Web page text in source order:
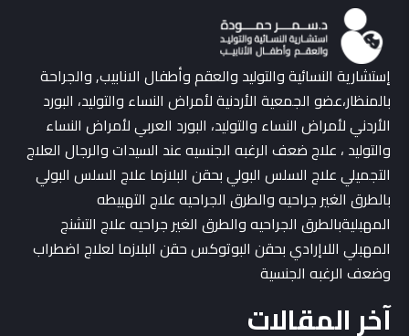
إستشارية النسائية والتوليد والعقم وأطفال الانابيب, والجراحة
بالمنظار،عضو الجمعية الأردنية لأمراض النساء والتوليد، البورد
الأردني لأمراض النساء والتوليد، البورد العربي لأمراض النساء
والتوليد ، علاج ضعف الرغبه الجنسيه عند السيدات والرجال العلاج
التجميلي علاج السلس البولي بحقن البلازما علاج السلس البولي
بالطرق الغير جراحيه والطرق الجراحيه علاج التهبيطه
المهبليةبالطرق الجراحيه والطرق الغير جراحيه علاج التشنج
المهبلي اللاإرادي بحقن البوتوكس حقن البلازما لعلاج اضطراب
وضعف الرغبه الجنسية
آخر المقالات